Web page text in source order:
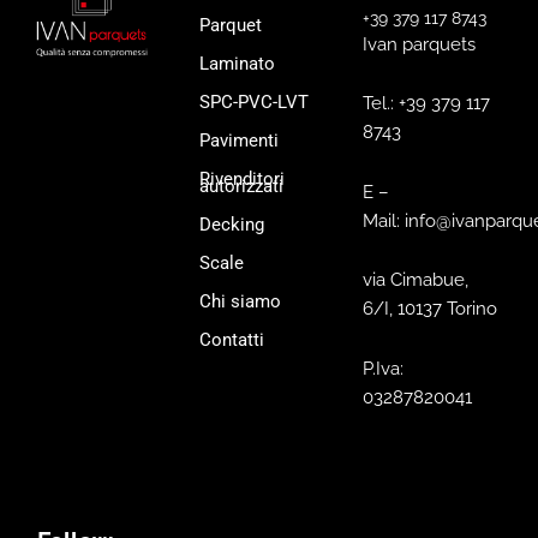
Parquet
Laminato
SPC-PVC-LVT
Pavimenti
Rivenditori
autorizzati
Decking
Scale
Chi siamo
Contatti
+39 379 117 8743
Ivan parquets
Tel.: +39 379 117
8743
E –
Mail:
via Cimabue,
6/I, 10137 Torino
P.Iva:
03287820041